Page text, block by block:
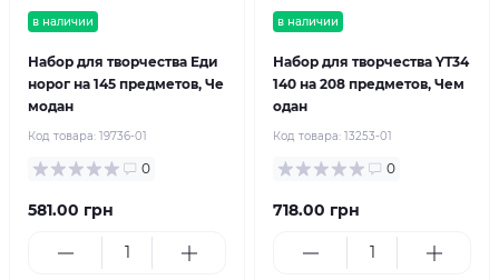
в наличии
Набор для творчества Еди
норог на 145 предметов, Че
модан
Код товара: 19736-01
0
581.00 грн
в наличии
Набор для творчества YT34
140 на 208 предметов, Чем
одан
Код товара: 13253-01
0
718.00 грн